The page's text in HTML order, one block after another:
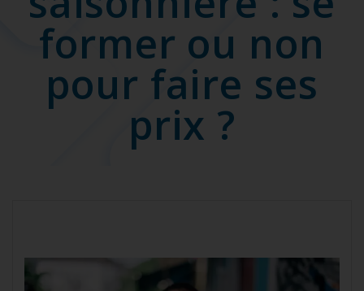
former ou non
pour faire ses
prix ?